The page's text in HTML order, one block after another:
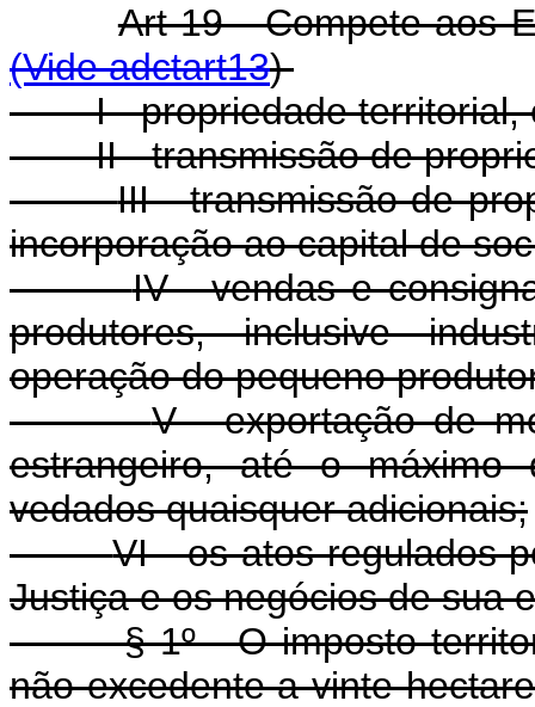
Art 19 - Compete
(Vide adctart13)
I - propriedade territorial,
II - transmissão de
III - transmissão de
incorporação ao capital de
IV - vendas e
produtores, inclusive
operação do pequeno
V - exportação de
estrangeiro, até o
vedados quaisquer adicionais;
VI - os atos regulados
Justiça e os negócios de sua
§ 1º - O imposto
não excedente a vinte